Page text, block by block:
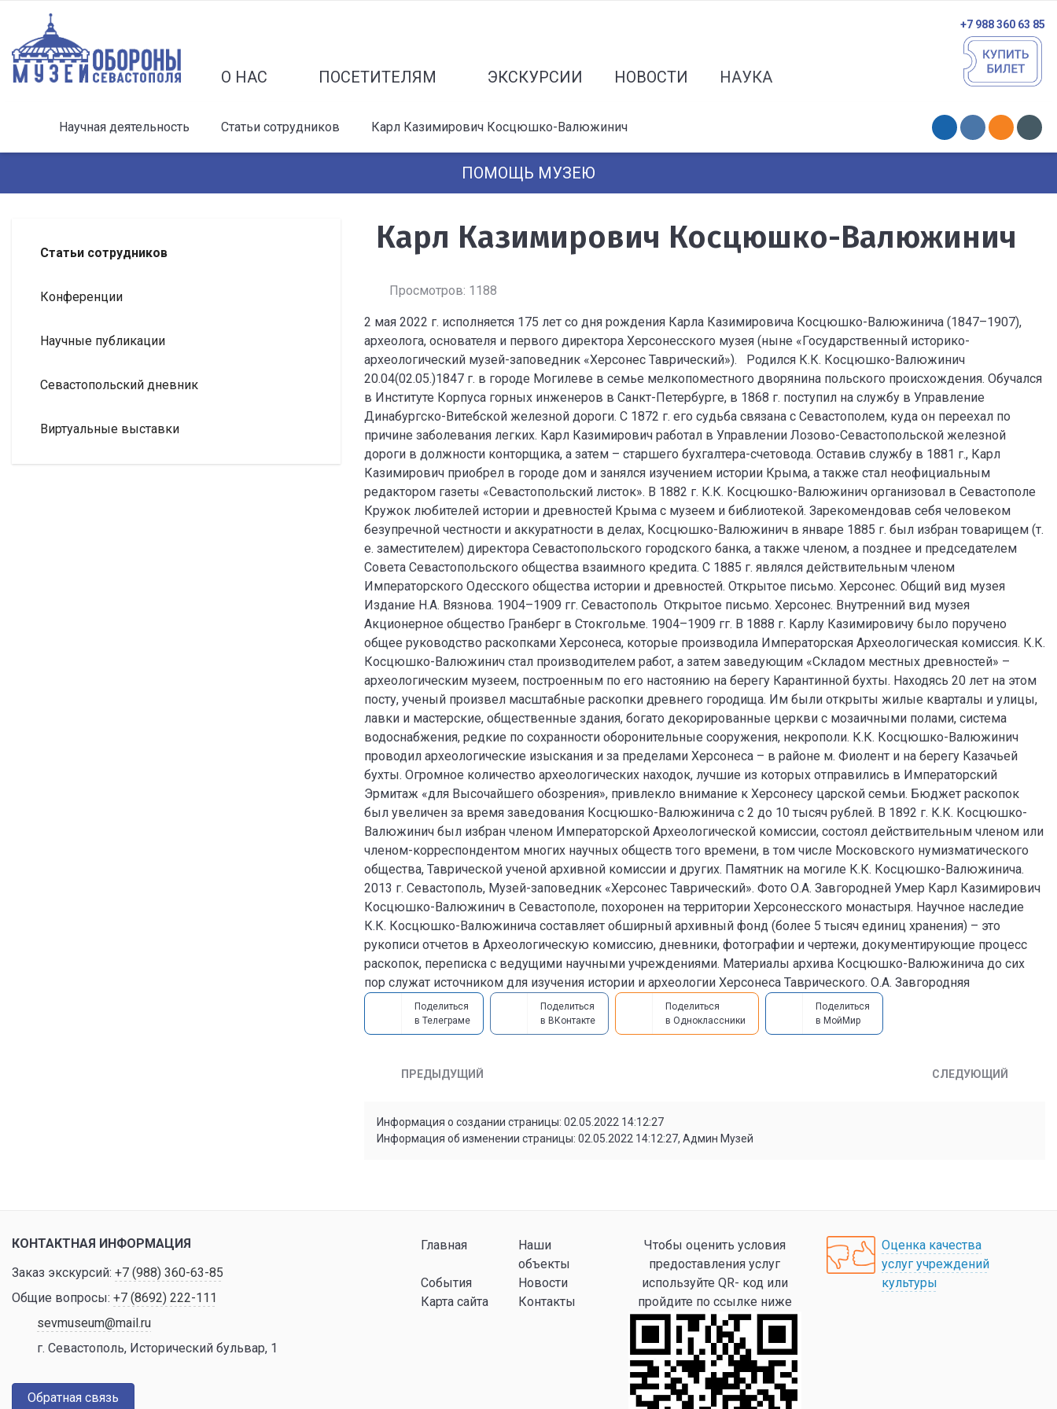
О НАС ПОСЕТИТЕЛЯМ ЭКСКУРСИИ НОВОСТИ НАУКА
+7 988 360 63 85
Научная деятельность Статьи сотрудников Карл Казимирович Косцюшко-Валюжинич
ПОМОЩЬ МУЗЕЮ
Статьи сотрудников
Конференции
Научные публикации
Севастопольский дневник
Виртуальные выставки
Карл Казимирович Косцюшко-Валюжинич
Просмотров: 1188
2 мая 2022 г. исполняется 175 лет со дня рождения Карла Казимировича Косцюшко-Валюжинича (1847–1907),
археолога, основателя и первого директора Херсонесского музея (ныне «Государственный историко-
археологический музей-заповедник «Херсонес Таврический»). Родился К.К. Косцюшко-Валюжинич
20.04(02.05.)1847 г. в городе Могилеве в семье мелкопоместного дворянина польского происхождения. Обучался
в Институте Корпуса горных инженеров в Санкт-Петербурге, в 1868 г. поступил на службу в Управление
Динабургско-Витебской железной дороги. С 1872 г. его судьба связана с Севастополем, куда он переехал по
причине заболевания легких. Карл Казимирович работал в Управлении Лозово-Севастопольской железной
дороги в должности конторщика, а затем – старшего бухгалтера-счетовода. Оставив службу в 1881 г., Карл
Казимирович приобрел в городе дом и занялся изучением истории Крыма, а также стал неофициальным
редактором газеты «Севастопольский листок». В 1882 г. К.К. Косцюшко-Валюжинич организовал в Севастополе
Кружок любителей истории и древностей Крыма с музеем и библиотекой. Зарекомендовав себя человеком
безупречной честности и аккуратности в делах, Косцюшко-Валюжинич в январе 1885 г. был избран товарищем (т.
е. заместителем) директора Севастопольского городского банка, а также членом, а позднее и председателем
Совета Севастопольского общества взаимного кредита. С 1885 г. являлся действительным членом
Императорского Одесского общества истории и древностей. Открытое письмо. Херсонес. Общий вид музея
Издание Н.А. Вязнова. 1904–1909 гг. Севастополь Открытое письмо. Херсонес. Внутренний вид музея
Акционерное общество Гранберг в Стокгольме. 1904–1909 гг. В 1888 г. Карлу Казимировичу было поручено
общее руководство раскопками Херсонеса, которые производила Императорская Археологическая комиссия. К.К.
Косцюшко-Валюжинич стал производителем работ, а затем заведующим «Складом местных древностей» –
археологическим музеем, построенным по его настоянию на берегу Карантинной бухты. Находясь 20 лет на этом
посту, ученый произвел масштабные раскопки древнего городища. Им были открыты жилые кварталы и улицы,
лавки и мастерские, общественные здания, богато декорированные церкви с мозаичными полами, система
водоснабжения, редкие по сохранности оборонительные сооружения, некрополи. К.К. Косцюшко-Валюжинич
проводил археологические изыскания и за пределами Херсонеса – в районе м. Фиолент и на берегу Казачьей
бухты. Огромное количество археологических находок, лучшие из которых отправились в Императорский
Эрмитаж «для Высочайшего обозрения», привлекло внимание к Херсонесу царской семьи. Бюджет раскопок
был увеличен за время заведования Косцюшко-Валюжинича с 2 до 10 тысяч рублей. В 1892 г. К.К. Косцюшко-
Валюжинич был избран членом Императорской Археологической комиссии, состоял действительным членом или
членом-корреспондентом многих научных обществ того времени, в том числе Московского нумизматического
общества, Таврической ученой архивной комиссии и других. Памятник на могиле К.К. Косцюшко-Валюжинича.
2013 г. Севастополь, Музей-заповедник «Херсонес Таврический». Фото О.А. Завгородней Умер Карл Казимирович
Косцюшко-Валюжинич в Севастополе, похоронен на территории Херсонесского монастыря. Научное наследие
К.К. Косцюшко-Валюжинича составляет обширный архивный фонд (более 5 тысяч единиц хранения) – это
рукописи отчетов в Археологическую комиссию, дневники, фотографии и чертежи, документирующие процесс
раскопок, переписка с ведущими научными учреждениями. Материалы архива Косцюшко-Валюжинича до сих
пор служат источником для изучения истории и археологии Херсонеса Таврического. О.А. Завгородняя
Поделиться
в Телеграме
Поделиться
в ВКонтакте
Поделиться
в Одноклассники
Поделиться
в МойМир
ПРЕДЫДУЩИЙ СЛЕДУЮЩИЙ
Информация о создании страницы: 02.05.2022 14:12:27
Информация об изменении страницы: 02.05.2022 14:12:27, Админ Музей
КОНТАКТНАЯ ИНФОРМАЦИЯ
Заказ экскурсий: +7 (988) 360-63-85
Общие вопросы: +7 (8692) 222-111
sevmuseum@mail.ru
г. Севастополь, Исторический бульвар, 1
Обратная связь
Главная
Наши
объекты
События
Новости
Карта сайта
Контакты
Чтобы оценить условия
предоставления услуг
используйте QR- код или
пройдите по ссылке ниже
Оценка качества
услуг учреждений
культуры